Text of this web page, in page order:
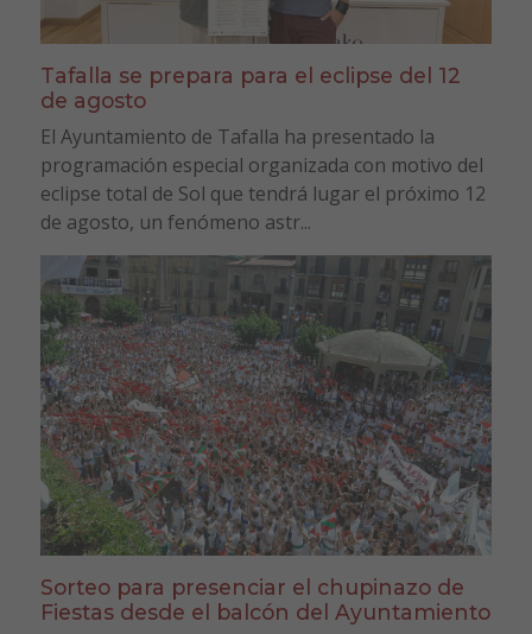
Tafalla se prepara para el eclipse del 12
de agosto
El Ayuntamiento de Tafalla ha presentado la
programación especial organizada con motivo del
eclipse total de Sol que tendrá lugar el próximo 12
de agosto, un fenómeno astr...
Sorteo para presenciar el chupinazo de
Fiestas desde el balcón del Ayuntamiento